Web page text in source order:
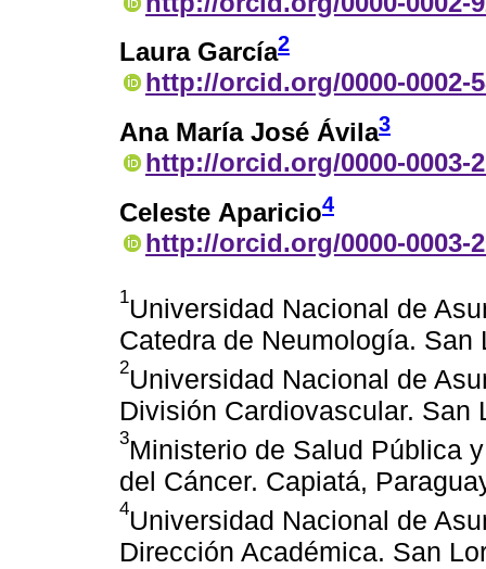
Laura García2
http://orcid.org/0000-0002-
Ana María José Ávila3
http://orcid.org/0000-0003-
Celeste Aparicio4
http://orcid.org/0000-0003-
1Universidad Nacional de
Catedra de Neumología. San
2Universidad Nacional de
División Cardiovascular. San
3Ministerio de Salud Pública
del Cáncer. Capiatá,
4Universidad Nacional de
Dirección Académica. San